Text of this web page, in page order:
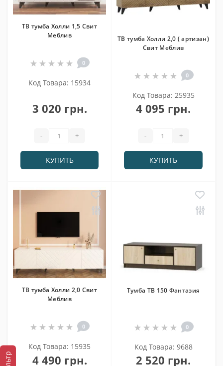
ТВ тумба Холли 1,5 Свит
Меблив
0
Код Товара: 15934
3 020 грн.
- +
КУПИТЬ
ТВ тумба Холли 2,0 ( артизан)
Свит Меблив
0
Код Товара: 25935
4 095 грн.
- +
КУПИТЬ
ТВ тумба Холли 2,0 Свит
Меблив
0
Код Товара: 15935
4 490 грн.
Тумба ТВ 150 Фантазия
0
Код Товара: 9688
2 520 грн.